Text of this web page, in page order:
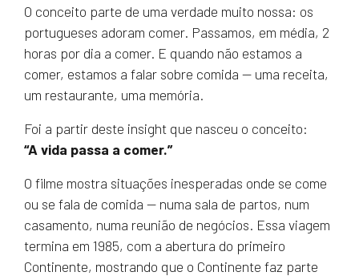
O conceito parte de uma verdade muito nossa: os
portugueses adoram comer. Passamos, em média, 2
horas por dia a comer. E quando não estamos a
comer, estamos a falar sobre comida — uma receita,
um restaurante, uma memória.
Foi a partir deste insight que nasceu o conceito:
“A vida passa a comer.”
O filme mostra situações inesperadas onde se come
ou se fala de comida — numa sala de partos, num
casamento, numa reunião de negócios. Essa viagem
termina em 1985, com a abertura do primeiro
Continente, mostrando que o Continente faz parte